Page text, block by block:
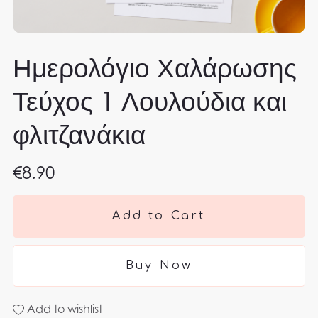
Ημερολόγιο Χαλάρωσης
Τεύχος 1 Λουλούδια και
φλιτζανάκια
€8.90
Add to Cart
Buy Now
Add to wishlist